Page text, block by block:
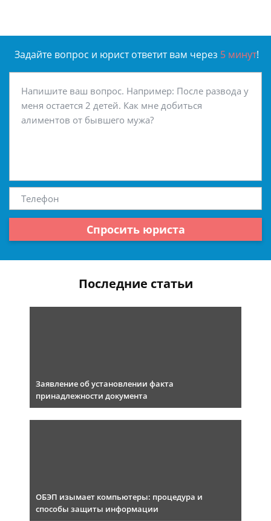
Задайте вопрос и юрист ответит вам через 5 минут!
Спросить юриста
Последние статьи
Заявление об установлении факта
принадлежности документа
ОБЭП изымает компьютеры: процедура и
способы защиты информации